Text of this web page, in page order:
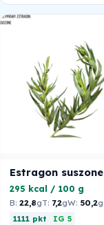
Estragon suszone
295 kcal / 100 g
B: 22,8gT: 7,2gW: 50,2g
1111 pkt
IG 5